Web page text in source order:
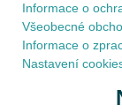
Informace o
Všeobecné
Informace o
Nastavení